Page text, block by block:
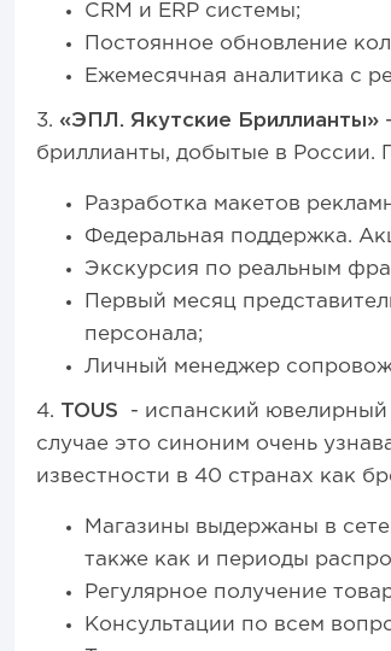
CRM и ERP системы;
Постоянное обновление
Ежемесячная аналитика с
3. «ЭПЛ. Якутские Бриллианты»
бриллианты, добытые в
Разработка макетов
Федеральная поддержка.
Экскурсия по реальным
Первый месяц
персонала;
Личный менеджер
4. TOUS - испанский ювелирный
случае это синоним очень
известности в 40 странах как
Магазины выдержаны в
также как и периоды
Регулярное получение
Консультации по всем